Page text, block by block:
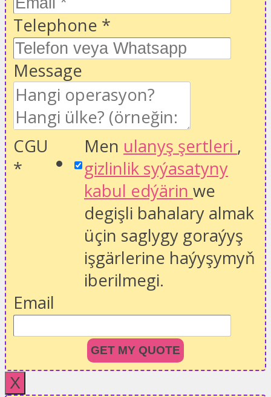
Telephone *
Message
CGU
*
Men ulanyş şertleri ,
gizlinlik syýasatyny
kabul edýärin we
degişli bahalary almak
üçin saglygy goraýyş
işgärlerine haýyşymyň
iberilmegi.
Email
GET MY QUOTE
X